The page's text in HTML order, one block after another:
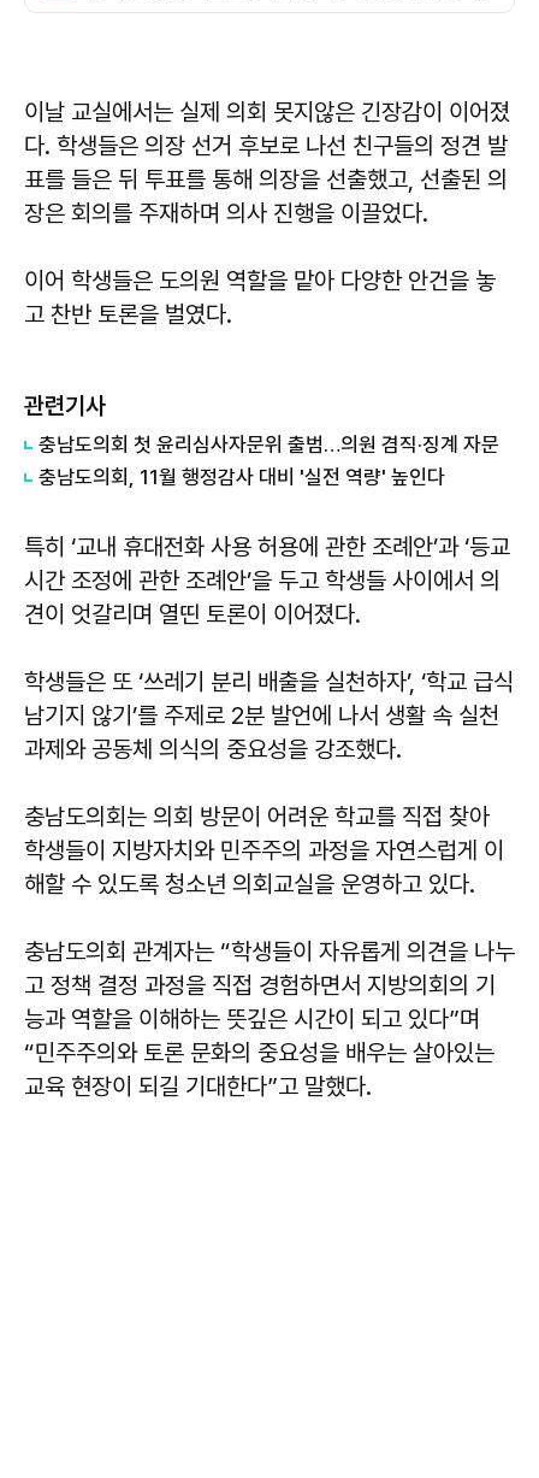
이날 교실에서는 실제 의회 못지않은 긴장감이 이어졌
다. 학생들은 의장 선거 후보로 나선 친구들의 정견 발
표를 들은 뒤 투표를 통해 의장을 선출했고, 선출된 의
장은 회의를 주재하며 의사 진행을 이끌었다.
이어 학생들은 도의원 역할을 맡아 다양한 안건을 놓
고 찬반 토론을 벌였다.
관련기사
충남도의회 첫 윤리심사자문위 출범…의원 겸직·징계 자문
충남도의회, 11월 행정감사 대비 '실전 역량' 높인다
특히 ‘교내 휴대전화 사용 허용에 관한 조례안’과 ‘등교
시간 조정에 관한 조례안’을 두고 학생들 사이에서 의
견이 엇갈리며 열띤 토론이 이어졌다.
학생들은 또 ‘쓰레기 분리 배출을 실천하자’, ‘학교 급식
남기지 않기’를 주제로 2분 발언에 나서 생활 속 실천
과제와 공동체 의식의 중요성을 강조했다.
충남도의회는 의회 방문이 어려운 학교를 직접 찾아
학생들이 지방자치와 민주주의 과정을 자연스럽게 이
해할 수 있도록 청소년 의회교실을 운영하고 있다.
충남도의회 관계자는 “학생들이 자유롭게 의견을 나누
고 정책 결정 과정을 직접 경험하면서 지방의회의 기
능과 역할을 이해하는 뜻깊은 시간이 되고 있다”며
“민주주의와 토론 문화의 중요성을 배우는 살아있는
교육 현장이 되길 기대한다”고 말했다.